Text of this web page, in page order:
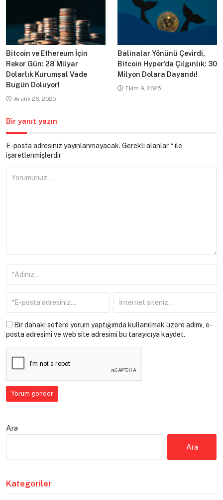
Bitcoin ve Ethereum İçin
Rekor Gün: 28 Milyar
Dolarlık Kurumsal Vade
Bugün Doluyor!
Aralık 26, 2025
Balinalar Yönünü Çevirdi,
Bitcoin Hyper’da Çılgınlık: 30
Milyon Dolara Dayandı!
Ekim 9, 2025
Bir yanıt yazın
E-posta adresiniz yayınlanmayacak. Gerekli alanlar *ile
işaretlenmişlerdir
Bir dahaki sefere yorum yaptığımda kullanılmak üzere adımı, e-
posta adresimi ve web site adresimi bu tarayıcıya kaydet.
Ara
Ara
Kategoriler